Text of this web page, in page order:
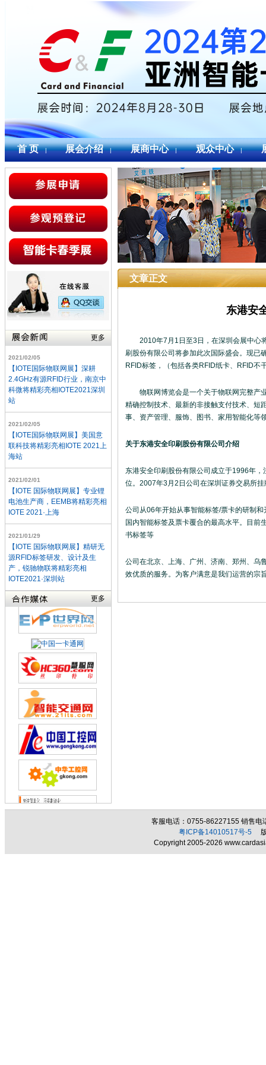
首 页 | 展会介绍 | 展商中心 | 观众中心 |
更多
2021/02/05
【IOTE国际物联网展】深耕
2.4GHz有源RFID行业，南京中
科微将精彩亮相IOTE2021深圳
站
2021/02/05
【IOTE国际物联网展】美国意
联科技将精彩亮相IOTE 2021上
海站
2021/02/01
【IOTE 国际物联网展】专业锂
电池生产商，EEMB将精彩亮相
IOTE 2021·上海
2021/01/29
【IOTE 国际物联网展】精研无
源RFID标签研发、设计及生
产，锐驰物联将精彩亮相
IOTE2021·深圳站
更多
文章正文
东港安
2010年7月1日至3日，在深圳会展中心将
刷股份有限公司将参加此次国际盛会。现已
RFID标签，（包括各类RFID纸卡、RFID不
物联网博览会是一个关于物联网完整产业
精确控制技术、最新的非接触支付技术、短
事、资产管理、服饰、图书、家用智能化
关于东港安全印刷股份有限公司介绍
东港安全印刷股份有限公司成立于1996年
位。2007年3月2日公司在深圳证券交易所
公司从06年开始从事智能标签/票卡的研制
国内智能标签及票卡覆合的最高水平。目
书标签等
公司在北京、上海、广州、济南、郑州、乌
效优质的服务。为客户满意是我们运营的宗
客服电话：0755-86227155 销售
粤ICP备14010517号-5 版
Copyright 2005-2026